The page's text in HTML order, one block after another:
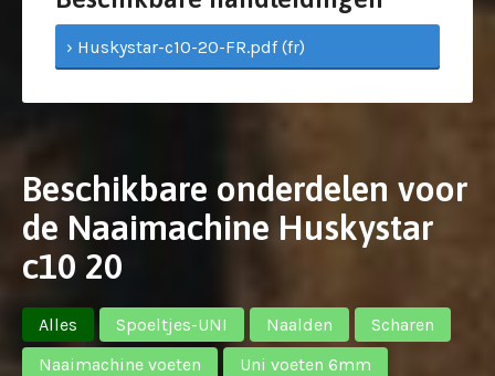
› Huskystar-c10-20-FR.pdf (fr)
Beschikbare onderdelen voor
de Naaimachine Huskystar
c10 20
Alles Spoeltjes-UNI Naalden
Scharen
Naaimachine voeten
Uni voeten 6mm